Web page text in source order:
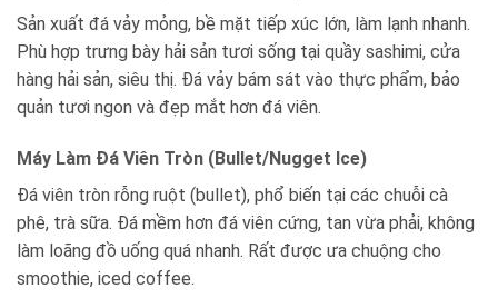
Sản xuất đá vảy mỏng, bề mặt tiếp xúc lớn, làm lạnh nhanh.
Phù hợp trưng bày hải sản tươi sống tại quầy sashimi, cửa
hàng hải sản, siêu thị. Đá vảy bám sát vào thực phẩm, bảo
quản tươi ngon và đẹp mắt hơn đá viên.
Máy Làm Đá Viên Tròn (Bullet/Nugget Ice)
Đá viên tròn rỗng ruột (bullet), phổ biến tại các chuỗi cà
phê, trà sữa. Đá mềm hơn đá viên cứng, tan vừa phải, không
làm loãng đồ uống quá nhanh. Rất được ưa chuộng cho
smoothie, iced coffee.